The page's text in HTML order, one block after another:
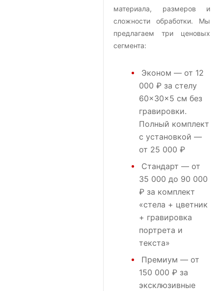
материала, размеров и
сложности обработки. Мы
предлагаем три ценовых
сегмента:
Эконом — от 12
000 ₽ за стелу
60×30×5 см без
гравировки.
Полный комплект
с установкой —
от 25 000 ₽
Стандарт — от
35 000 до 90 000
₽ за комплект
«стела + цветник
+ гравировка
портрета и
текста»
Премиум — от
150 000 ₽ за
эксклюзивные